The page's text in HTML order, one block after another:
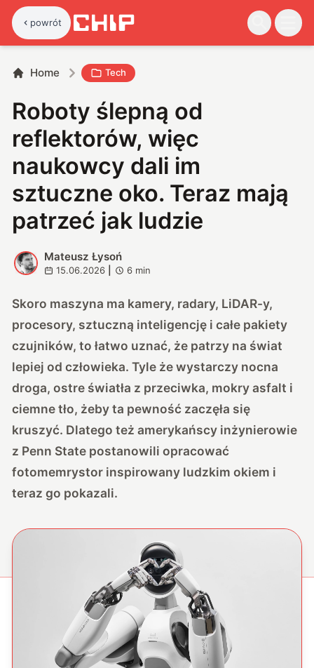
powrót
Home Tech
Roboty ślepną od
reflektorów, więc
naukowcy dali im
sztuczne oko. Teraz mają
patrzeć jak ludzie
M
Mateusz Łysoń
15.06.2026 6 min
Skoro maszyna ma kamery, radary, LiDAR-y,
procesory, sztuczną inteligencję i całe pakiety
czujników, to łatwo uznać, że patrzy na świat
lepiej od człowieka. Tyle że wystarczy nocna
droga, ostre światła z przeciwka, mokry asfalt i
ciemne tło, żeby ta pewność zaczęła się
kruszyć. Dlatego też amerykańscy inżynierowie
z Penn State postanowili opracować
fotomemrystor inspirowany ludzkim okiem i
teraz go pokazali.